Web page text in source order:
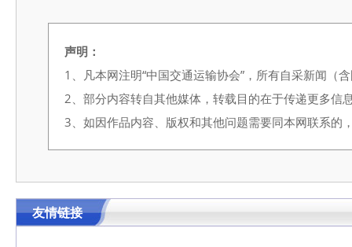
声明：
1、凡本网注明“中国交通运输协会”，所有自采新闻（
2、部分内容转自其他媒体，转载目的在于传递更多信
3、如因作品内容、版权和其他问题需要同本网联系
友情链接